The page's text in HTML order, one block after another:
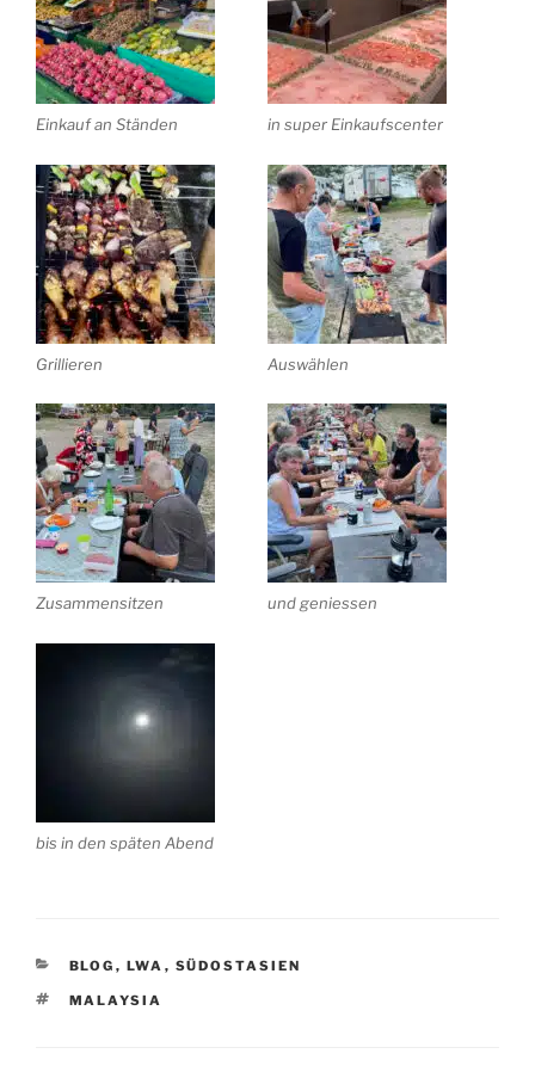
Einkauf an Ständen in super Einkaufscenter
Grillieren Auswählen
Zusammensitzen und geniessen
bis in den späten Abend
KATEGORIEN
BLOG , LWA , SÜDOSTASIEN
SCHLAGWÖRTER
MALAYSIA